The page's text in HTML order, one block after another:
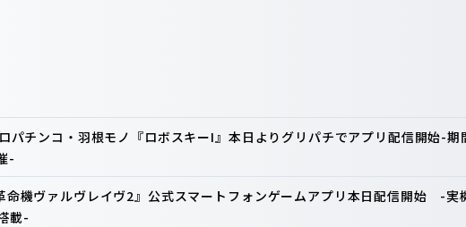
パチンコ・羽根モノ『ロボスキーI』本日よりグリパチでアプリ配信開始-
-
命機ヴァルヴレイヴ2』公式スマートフォンゲームアプリ本日配信開始 -
載-